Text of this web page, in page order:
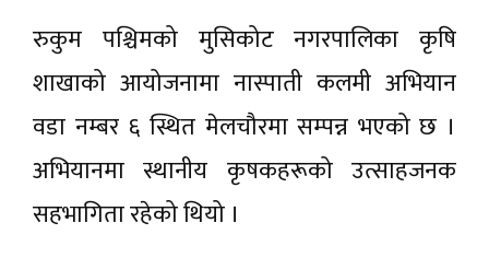
रुकुम पश्चिमको मुसिकोट नगरपालिका कृषि
शाखाको आयोजनामा नास्पाती कलमी अभियान
वडा नम्बर ६ स्थित मेलचौरमा सम्पन्न भएको छ ।
अभियानमा स्थानीय कृषकहरूको उत्साहजनक
सहभागिता रहेको थियो ।